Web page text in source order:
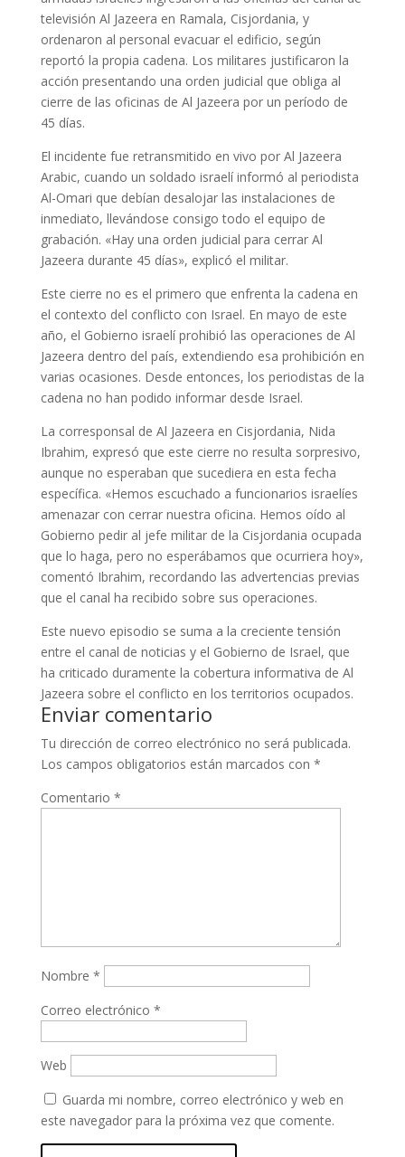
televisión Al Jazeera en Ramala, Cisjordania, y
ordenaron al personal evacuar el edificio, según
reportó la propia cadena. Los militares justificaron la
acción presentando una orden judicial que obliga al
cierre de las oficinas de Al Jazeera por un período de
45 días.
El incidente fue retransmitido en vivo por Al Jazeera
Arabic, cuando un soldado israelí informó al periodista
Al-Omari que debían desalojar las instalaciones de
inmediato, llevándose consigo todo el equipo de
grabación. «Hay una orden judicial para cerrar Al
Jazeera durante 45 días», explicó el militar.
Este cierre no es el primero que enfrenta la cadena en
el contexto del conflicto con Israel. En mayo de este
año, el Gobierno israelí prohibió las operaciones de Al
Jazeera dentro del país, extendiendo esa prohibición en
varias ocasiones. Desde entonces, los periodistas de la
cadena no han podido informar desde Israel.
La corresponsal de Al Jazeera en Cisjordania, Nida
Ibrahim, expresó que este cierre no resulta sorpresivo,
aunque no esperaban que sucediera en esta fecha
específica. «Hemos escuchado a funcionarios israelíes
amenazar con cerrar nuestra oficina. Hemos oído al
Gobierno pedir al jefe militar de la Cisjordania ocupada
que lo haga, pero no esperábamos que ocurriera hoy»,
comentó Ibrahim, recordando las advertencias previas
que el canal ha recibido sobre sus operaciones.
Este nuevo episodio se suma a la creciente tensión
entre el canal de noticias y el Gobierno de Israel, que
ha criticado duramente la cobertura informativa de Al
Jazeera sobre el conflicto en los territorios ocupados.
Enviar comentario
Tu dirección de correo electrónico no será publicada.
Los campos obligatorios están marcados con *
Comentario *
Nombre *
Correo electrónico *
Web
Guarda mi nombre, correo electrónico y web en
este navegador para la próxima vez que comente.